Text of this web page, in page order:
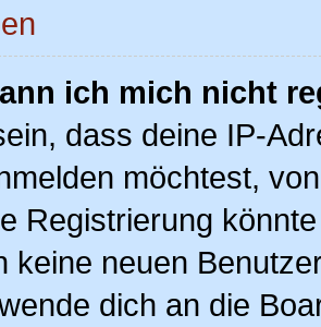
ich mich nicht
dass deine IP-
möchtest,
Registrierung
keine neuen
dich an die